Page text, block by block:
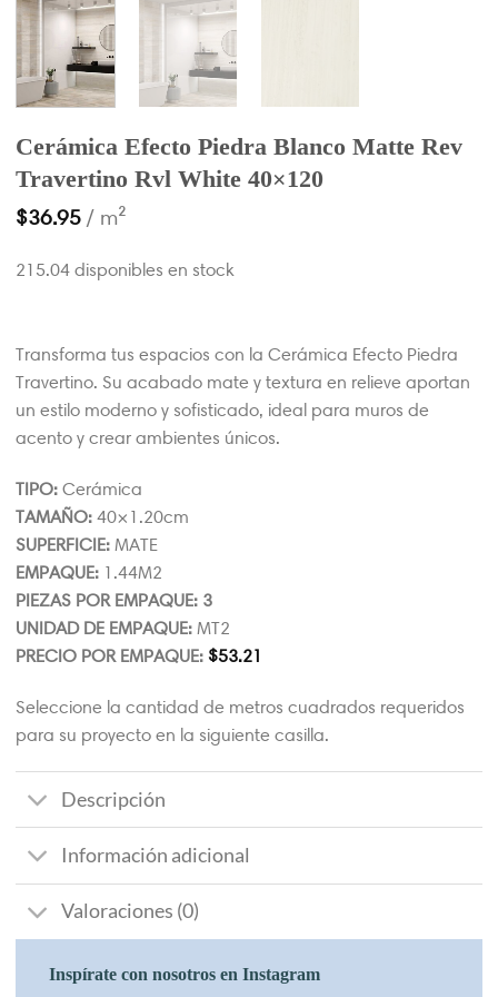
Cerámica Efecto Piedra Blanco Matte Rev
Travertino Rvl White 40×120
$36.95 / m²
215.04 disponibles en stock
Transforma tus espacios con la Cerámica Efecto Piedra
Travertino. Su acabado mate y textura en relieve aportan
un estilo moderno y sofisticado, ideal para muros de
acento y crear ambientes únicos.
TIPO: Cerámica
TAMAÑO: 40×1.20cm
SUPERFICIE: MATE
EMPAQUE: 1.44M2
PIEZAS POR EMPAQUE: 3
UNIDAD DE EMPAQUE: MT2
PRECIO POR EMPAQUE: $53.21
Seleccione la cantidad de metros cuadrados requeridos
para su proyecto en la siguiente casilla.
Descripción
Información adicional
Valoraciones (0)
Inspírate con nosotros en Instagram